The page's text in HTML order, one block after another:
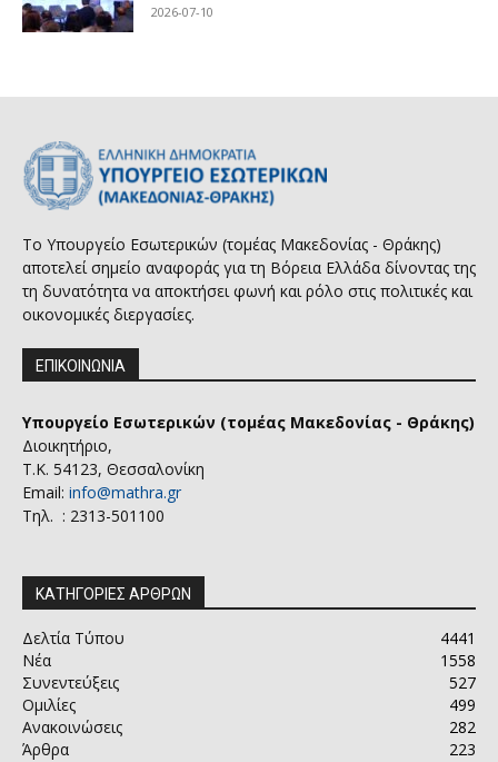
2026-07-10
Το Υπουργείο Εσωτερικών (τομέας Μακεδονίας - Θράκης)
αποτελεί σημείο αναφοράς για τη Βόρεια Ελλάδα δίνοντας της
τη δυνατότητα να αποκτήσει φωνή και ρόλο στις πολιτικές και
οικονομικές διεργασίες.
ΕΠΙΚΟΙΝΩΝΙΑ
Υπουργείο Εσωτερικών (τομέας Μακεδονίας - Θράκης)
Διοικητήριο,
Τ.Κ. 54123, Θεσσαλονίκη
Email: info@mathra.gr
Τηλ. : 2313-501100
ΚΑΤΗΓΟΡΙΕΣ ΑΡΘΡΩΝ
Δελτία Τύπου
4441
Νέα
1558
Συνεντεύξεις
527
Ομιλίες
499
Ανακοινώσεις
282
Άρθρα
223